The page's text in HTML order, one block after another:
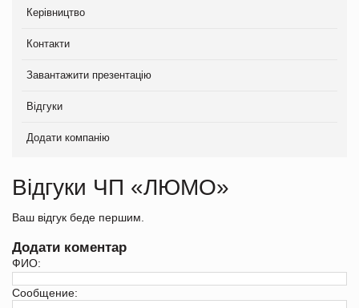
Керівництво
Контакти
Завантажити презентацію
Відгуки
Додати компанію
Відгуки ЧП «ЛЮМО»
Ваш відгук беде першим.
Додати коментар
ФИО:
Сообщение: